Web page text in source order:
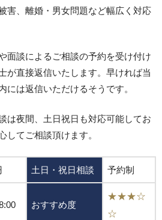
害、離婚・男女問題など幅広く対応
面談によるご相談の予約を受け付け
が直接返信いたします。早ければ当
には返信いただけるそうです。
は夜間、土日祝日も対応可能してお
してご相談頂けます。
土日・祝日相談 予約制
おすすめ度
★★★☆
☆